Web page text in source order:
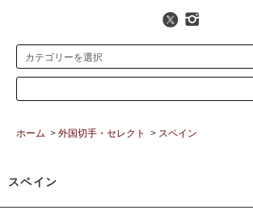
ホーム > 外国切手・セレクト > スペイン
スペイン